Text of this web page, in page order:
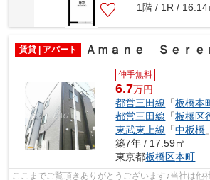
1階 / 1R / 16.14
賃貸 | アパート Ａｍａｎｅ Ｓｅｒｅ
仲手無料
6.7万円
都営三田線 「板橋本
都営三田線 「板橋区
東武東上線 「中板橋
築7年 / 17.59㎡
東京都板橋区本町
ここまでご覧頂きありがとうございます♪当社は他